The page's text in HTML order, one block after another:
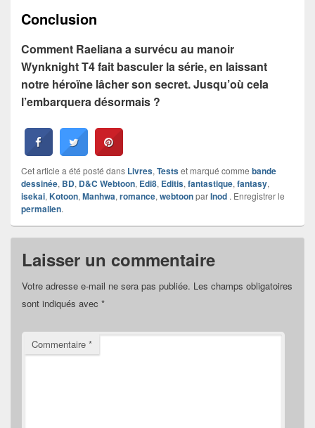
Conclusion
Comment Raeliana a survécu au manoir
Wynknight T4 fait basculer la série, en laissant
notre héroïne lâcher son secret. Jusqu’où cela
l’embarquera désormais ?
Cet article a été posté dans Livres, Testset marqué comme bande
dessinée, BD, D&C Webtoon, Edi8, Editis, fantastique, fantasy,
isekai, Kotoon, Manhwa, romance, webtoonparInod . Enregistrer le
permalien.
Laisser un commentaire
Votre adresse e-mail ne sera pas publiée. Les champs obligatoires
sont indiqués avec *
Commentaire *